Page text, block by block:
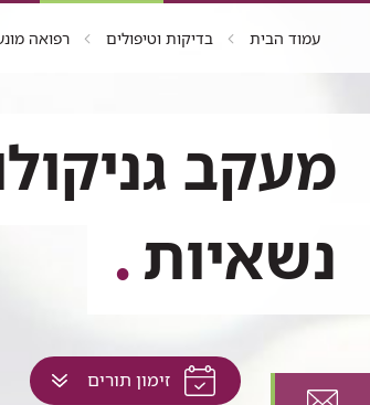
עמוד הבית בדיקות וטיפולים רפואה
מעקב
נשאיות
זימון תוריםלחץ